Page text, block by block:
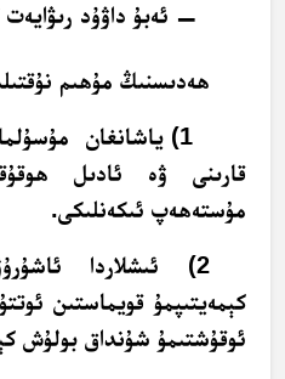
— ئەبۇ داۋۇد رىۋايەت
ھەدىسنىڭ مۇھىم
1) ياشانغان
قارىنى ۋە ئادىل
مۇستەھەپ ئىكەنلىكى.
2) ئىشلاردا
كېمەيتىپمۇ قويماستىن
ئوقۇشتىمۇ شۇنداق بولۇش